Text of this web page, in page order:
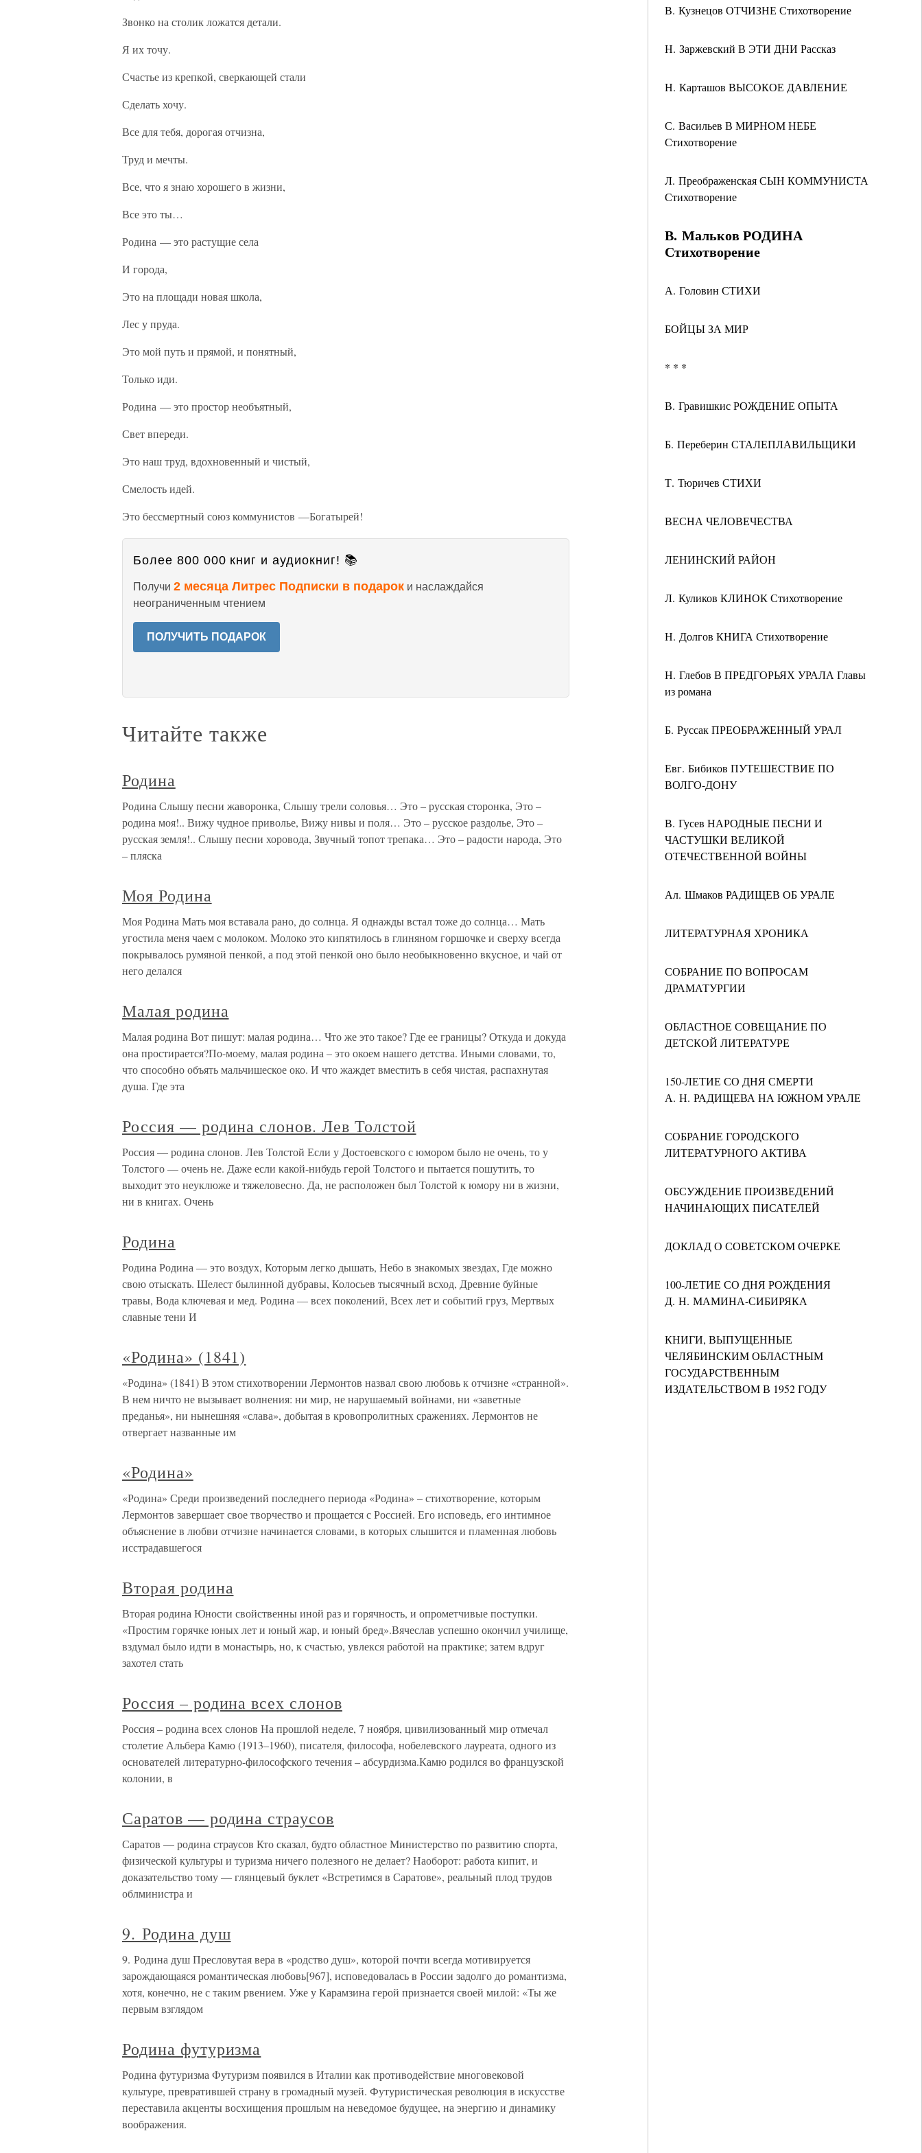
В. Кузнецов ОТЧИЗНЕ Стихотворение
Н. Заржевский В ЭТИ ДНИ Рассказ
Н. Карташов ВЫСОКОЕ ДАВЛЕНИЕ
С. Васильев В МИРНОМ НЕБЕ
Стихотворение
Л. Преображенская СЫН КОММУНИСТА
Стихотворение
В. Мальков РОДИНА
Стихотворение
А. Головин СТИХИ
БОЙЦЫ ЗА МИР
* * *
В. Гравишкис РОЖДЕНИЕ ОПЫТА
Б. Переберин СТАЛЕПЛАВИЛЬЩИКИ
Т. Тюричев СТИХИ
ВЕСНА ЧЕЛОВЕЧЕСТВА
ЛЕНИНСКИЙ РАЙОН
Л. Куликов КЛИНОК Стихотворение
Н. Долгов КНИГА Стихотворение
Н. Глебов В ПРЕДГОРЬЯХ УРАЛА Главы
из романа
Б. Руссак ПРЕОБРАЖЕННЫЙ УРАЛ
Евг. Бибиков ПУТЕШЕСТВИЕ ПО
ВОЛГО-ДОНУ
В. Гусев НАРОДНЫЕ ПЕСНИ И
ЧАСТУШКИ ВЕЛИКОЙ
ОТЕЧЕСТВЕННОЙ ВОЙНЫ
Ал. Шмаков РАДИЩЕВ ОБ УРАЛЕ
ЛИТЕРАТУРНАЯ ХРОНИКА
СОБРАНИЕ ПО ВОПРОСАМ
ДРАМАТУРГИИ
ОБЛАСТНОЕ СОВЕЩАНИЕ ПО
ДЕТСКОЙ ЛИТЕРАТУРЕ
150-ЛЕТИЕ СО ДНЯ СМЕРТИ
А. Н. РАДИЩЕВА НА ЮЖНОМ УРАЛЕ
СОБРАНИЕ ГОРОДСКОГО
ЛИТЕРАТУРНОГО АКТИВА
ОБСУЖДЕНИЕ ПРОИЗВЕДЕНИЙ
НАЧИНАЮЩИХ ПИСАТЕЛЕЙ
ДОКЛАД О СОВЕТСКОМ ОЧЕРКЕ
100-ЛЕТИЕ СО ДНЯ РОЖДЕНИЯ
Д. Н. МАМИНА-СИБИРЯКА
КНИГИ, ВЫПУЩЕННЫЕ
ЧЕЛЯБИНСКИМ ОБЛАСТНЫМ
ГОСУДАРСТВЕННЫМ
ИЗДАТЕЛЬСТВОМ В 1952 ГОДУ
Звонко на столик ложатся детали.
Я их точу.
Счастье из крепкой, сверкающей стали
Сделать хочу.
Все для тебя, дорогая отчизна,
Труд и мечты.
Все, что я знаю хорошего в жизни,
Все это ты…
Родина — это растущие села
И города,
Это на площади новая школа,
Лес у пруда.
Это мой путь и прямой, и понятный,
Только иди.
Родина — это простор необъятный,
Свет впереди.
Это наш труд, вдохновенный и чистый,
Смелость идей.
Это бессмертный союз коммунистов —Богатырей!
Более 800 000 книг и аудиокниг! 📚
Получи 2 месяца Литрес Подписки в подарок и наслаждайся
неограниченным чтением
ПОЛУЧИТЬ ПОДАРОК
Читайте также
Родина
Родина Слышу песни жаворонка, Слышу трели соловья… Это – русская сторонка, Это –
родина моя!.. Вижу чудное приволье, Вижу нивы и поля… Это – русское раздолье, Это –
русская земля!.. Слышу песни хоровода, Звучный топот трепака… Это – радости народа, Это
– пляска
Моя Родина
Моя Родина Мать моя вставала рано, до солнца. Я однажды встал тоже до солнца… Мать
угостила меня чаем с молоком. Молоко это кипятилось в глиняном горшочке и сверху всегда
покрывалось румяной пенкой, а под этой пенкой оно было необыкновенно вкусное, и чай от
него делался
Малая родина
Малая родина Вот пишут: малая родина… Что же это такое? Где ее границы? Откуда и докуда
она простирается?По-моему, малая родина – это окоем нашего детства. Иными словами, то,
что способно объять мальчишеское око. И что жаждет вместить в себя чистая, распахнутая
душа. Где эта
Россия — родина слонов. Лев Толстой
Россия — родина слонов. Лев Толстой Если у Достоевского с юмором было не очень, то у
Толстого — очень не. Даже если какой-нибудь герой Толстого и пытается пошутить, то
выходит это неуклюже и тяжеловесно. Да, не расположен был Толстой к юмору ни в жизни,
ни в книгах. Очень
Родина
Родина Родина — это воздух, Которым легко дышать, Небо в знакомых звездах, Где можно
свою отыскать. Шелест былинной дубравы, Колосьев тысячный всход, Древние буйные
травы, Вода ключевая и мед. Родина — всех поколений, Всех лет и событий груз, Мертвых
славные тени И
«Родина» (1841)
«Родина» (1841) В этом стихотворении Лермонтов назвал свою любовь к отчизне «странной».
В нем ничто не вызывает волнения: ни мир, не нарушаемый войнами, ни «заветные
преданья», ни нынешняя «слава», добытая в кровопролитных сражениях. Лермонтов не
отвергает названные им
«Родина»
«Родина» Среди произведений последнего периода «Родина» – стихотворение, которым
Лермонтов завершает свое творчество и прощается с Россией. Его исповедь, его интимное
объяснение в любви отчизне начинается словами, в которых слышится и пламенная любовь
исстрадавшегося
Вторая родина
Вторая родина Юности свойственны иной раз и горячность, и опрометчивые поступки.
«Простим горячке юных лет и юный жар, и юный бред».Вячеслав успешно окончил училище,
вздумал было идти в монастырь, но, к счастью, увлекся работой на практике; затем вдруг
захотел стать
Россия – родина всех слонов
Россия – родина всех слонов На прошлой неделе, 7 ноября, цивилизованный мир отмечал
столетие Альбера Камю (1913–1960), писателя, философа, нобелевского лауреата, одного из
основателей литературно-философского течения – абсурдизма.Камю родился во французской
колонии, в
Саратов — родина страусов
Саратов — родина страусов Кто сказал, будто областное Министерство по развитию спорта,
физической культуры и туризма ничего полезного не делает? Наоборот: работа кипит, и
доказательство тому — глянцевый буклет «Встретимся в Саратове», реальный плод трудов
облминистра и
9. Родина душ
9. Родина душ Пресловутая вера в «родство душ», которой почти всегда мотивируется
зарождающаяся романтическая любовь[967], исповедовалась в России задолго до романтизма,
хотя, конечно, не с таким рвением. Уже у Карамзина герой признается своей милой: «Ты же
первым взглядом
Родина футуризма
Родина футуризма Футуризм появился в Италии как противодействие многовековой
культуре, превратившей страну в громадный музей. Футуристическая революция в искусстве
переставила акценты восхищения прошлым на неведомое будущее, на энергию и динамику
воображения.